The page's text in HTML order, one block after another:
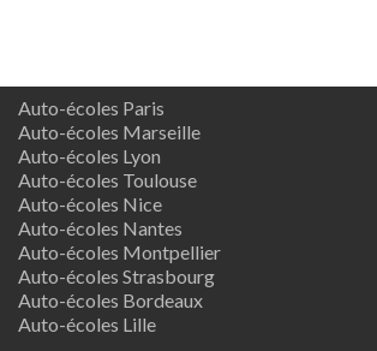
Auto-écoles Paris
Auto-écoles Marseille
Auto-écoles Lyon
Auto-écoles Toulouse
Auto-écoles Nice
Auto-écoles Nantes
Auto-écoles Montpellier
Auto-écoles Strasbourg
Auto-écoles Bordeaux
Auto-écoles Lille